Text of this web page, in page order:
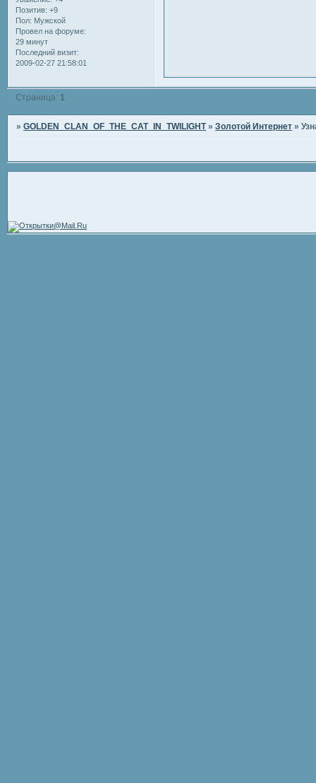
Позитив: +9
Пол: Мужской
Провел на форуме:
29 минут
Последний визит:
2009-02-27 21:58:01
Страница: 1
»GOLDEN_CLAN_OF_THE_CAT_IN_TWILIGHT »Золотой Интернет »